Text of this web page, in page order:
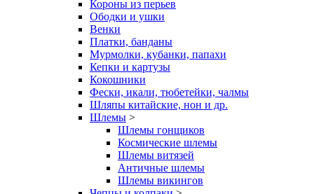
Короны из перьев
Ободки и ушки
Венки
Платки, банданы
Мурмолки, кубанки, папахи
Кепки и картузы
Кокошники
Фески, икали, тюбетейки, чалмы
Шляпы китайские, нон и др.
Шлемы >
Шлемы гонщиков
Космические шлемы
Шлемы витязей
Античные шлемы
Шлемы викингов